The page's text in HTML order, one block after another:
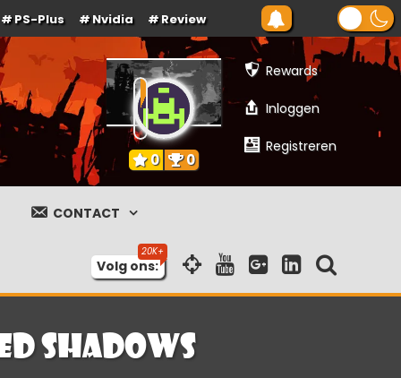
PS-Plus Nvidia Review
Rewards
Inloggen
Registreren
0 0
CONTACT
Volg ons:
Shadows